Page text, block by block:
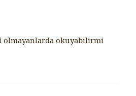
olmayanlarda okuyabilirmi